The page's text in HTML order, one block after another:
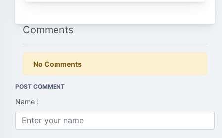
Comments
No Comments
POST COMMENT
Name :